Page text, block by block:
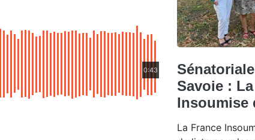
0:43
Savoie :
Insoumise
La France